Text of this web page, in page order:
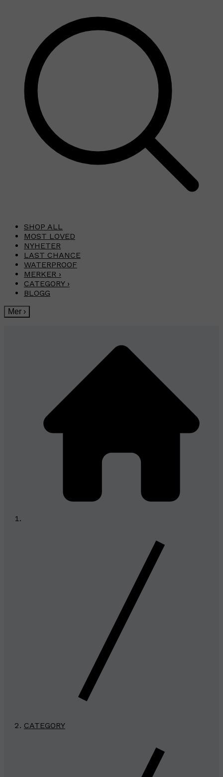
SHOP ALL
MOST LOVED
NYHETER
LAST CHANCE
WATERPROOF
MERKER ›
CATEGORY ›
BLOGG
Mer ›
CATEGORY